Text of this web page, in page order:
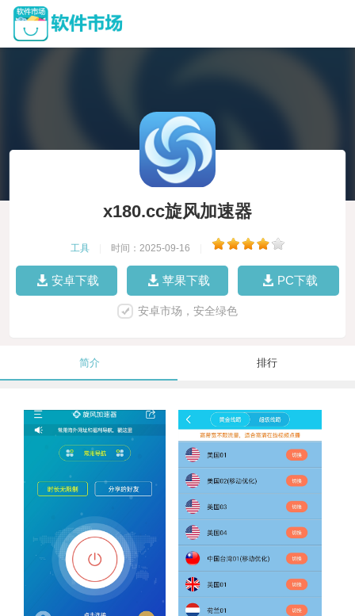
x180.cc旋风加速器
工具 时间：2025-09-16
安卓下载 苹果下载 PC下载
安卓市场，安全绿色
简介 排行